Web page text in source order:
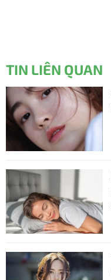
TIN LIÊN QUAN